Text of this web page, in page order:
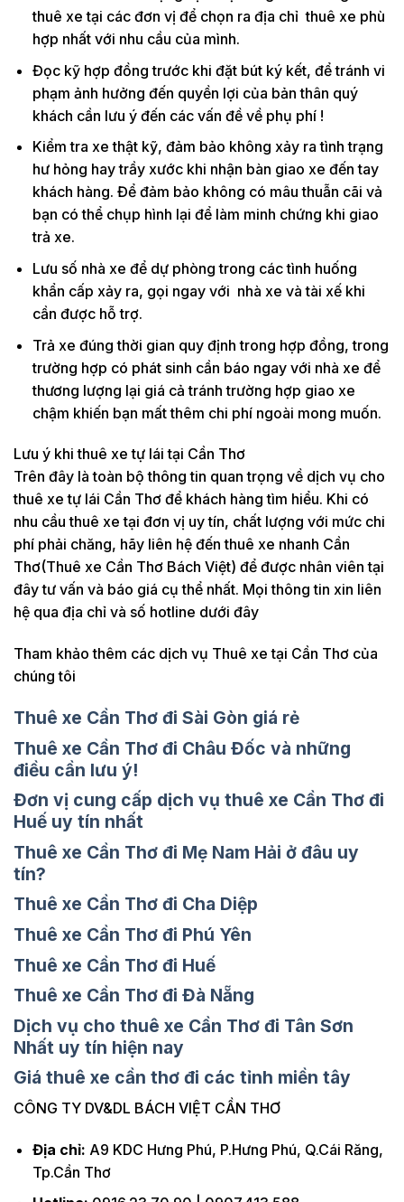
thuê xe tại các đơn vị để chọn ra địa chỉ thuê xe phù
hợp nhất với nhu cầu của mình.
Đọc kỹ hợp đồng trước khi đặt bút ký kết, để tránh vi
phạm ảnh hưởng đến quyền lợi của bản thân quý
khách cần lưu ý đến các vấn đề về phụ phí !
Kiểm tra xe thật kỹ, đảm bảo không xảy ra tình trạng
hư hỏng hay trầy xước khi nhận bàn giao xe đến tay
khách hàng. Để đảm bảo không có mâu thuẫn cãi vả
bạn có thể chụp hình lại để làm minh chứng khi giao
trả xe.
Lưu số nhà xe để dự phòng trong các tình huống
khẩn cấp xảy ra, gọi ngay với nhà xe và tài xế khi
cần được hỗ trợ.
Trả xe đúng thời gian quy định trong hợp đồng, trong
trường hợp có phát sinh cần báo ngay với nhà xe để
thương lượng lại giá cả tránh trường hợp giao xe
chậm khiến bạn mất thêm chi phí ngoài mong muốn.
Lưu ý khi thuê xe tự lái tại Cần Thơ
Trên đây là toàn bộ thông tin quan trọng về dịch vụ cho
thuê xe tự lái Cần Thơ để khách hàng tìm hiểu. Khi có
nhu cầu thuê xe tại đơn vị uy tín, chất lượng với mức chi
phí phải chăng, hãy liên hệ đến thuê xe nhanh Cần
Thơ(Thuê xe Cần Thơ Bách Việt) để được nhân viên tại
đây tư vấn và báo giá cụ thể nhất. Mọi thông tin xin liên
hệ qua địa chỉ và số hotline dưới đây
Tham khảo thêm các dịch vụ Thuê xe tại Cần Thơ của
chúng tôi
Thuê xe Cần Thơ đi Sài Gòn giá rẻ
Thuê xe Cần Thơ đi Châu Đốc và những
điều cần lưu ý!
Đơn vị cung cấp dịch vụ thuê xe Cần Thơ đi
Huế uy tín nhất
Thuê xe Cần Thơ đi Mẹ Nam Hải ở đâu uy
tín?
Thuê xe Cần Thơ đi Cha Diệp
Thuê xe Cần Thơ đi Phú Yên
Thuê xe Cần Thơ đi Huế
Thuê xe Cần Thơ đi Đà Nẵng
Dịch vụ cho thuê xe Cần Thơ đi Tân Sơn
Nhất uy tín hiện nay
Giá thuê xe cần thơ đi các tỉnh miền tây
CÔNG TY DV&DL BÁCH VIỆT CẦN THƠ
Địa chỉ: A9 KDC Hưng Phú, P.Hưng Phú, Q.Cái Răng,
Tp.Cần Thơ